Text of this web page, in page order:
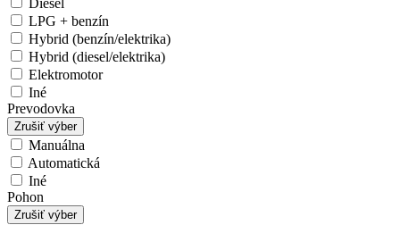
Diesel
LPG + benzín
Hybrid (benzín/elektrika)
Hybrid (diesel/elektrika)
Elektromotor
Iné
Prevodovka
Zrušiť výber
Manuálna
Automatická
Iné
Pohon
Zrušiť výber